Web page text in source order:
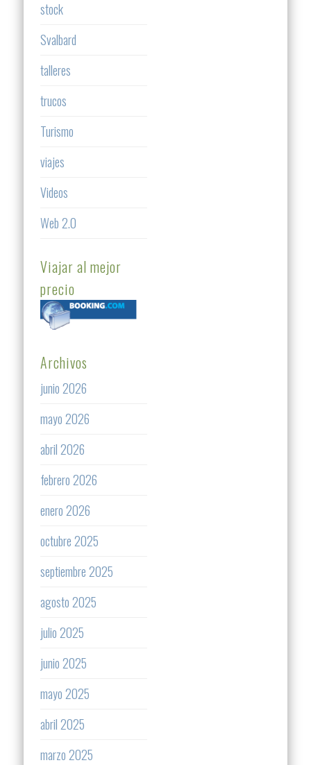
stock
Svalbard
talleres
trucos
Turismo
viajes
Videos
Web 2.0
Viajar al mejor
precio
Archivos
junio 2026
mayo 2026
abril 2026
febrero 2026
enero 2026
octubre 2025
septiembre 2025
agosto 2025
julio 2025
junio 2025
mayo 2025
abril 2025
marzo 2025